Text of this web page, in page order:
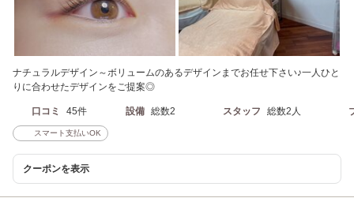
ナチュラルデザイン～ボリュームのあるデザインまでお任せ下さい♪一人ひと
りに合わせたデザインをご提案◎
口コミ 45件 設備 総数2 スタッフ 総数2人
スマート支払いOK
クーポンを表示